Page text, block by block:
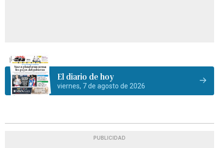
El diario de hoy
viernes, 7 de agosto de 2026
PUBLICIDAD